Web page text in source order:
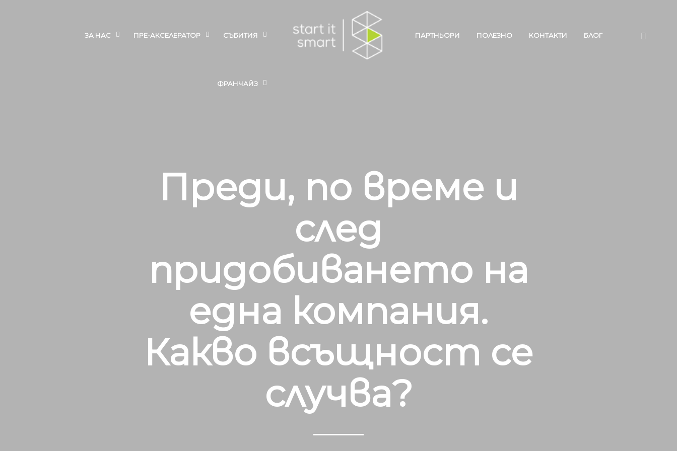
ЗА НАС ПРЕ-АКСЕЛЕРАТОР СЪБИТИЯ
ФРАНЧАЙЗ
ПАРТНЬОРИ ПОЛЕЗНО КОНТАКТИ БЛОГ
Преди, по време и
след
придобиването на
една компания.
Какво всъщност се
случва?